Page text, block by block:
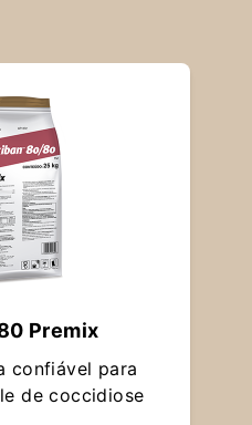
Premix
confiável para
de coccidiose